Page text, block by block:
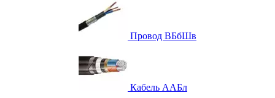
Провод ВБбШв
Кабель ААБл